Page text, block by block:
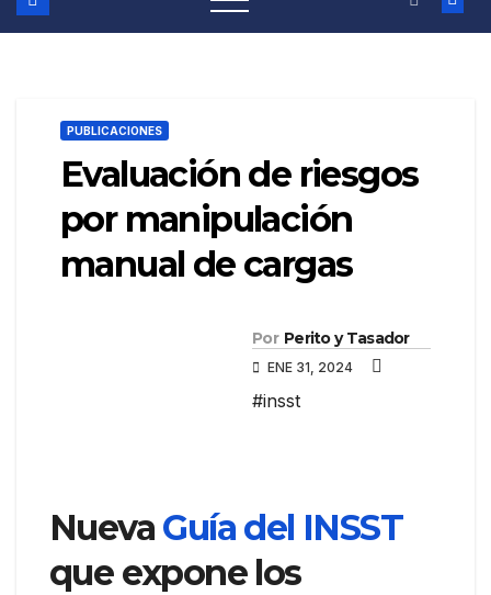
PUBLICACIONES
Evaluación de riesgos
por manipulación
manual de cargas
Por Perito y Tasador
ENE 31, 2024
#insst
Nueva Guía del INSST
que expone los